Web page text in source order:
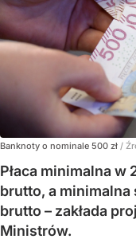
Banknoty o nominale 500 zł /
Płaca minimalna w
brutto, a minimalna
brutto – zakłada
Ministrów.